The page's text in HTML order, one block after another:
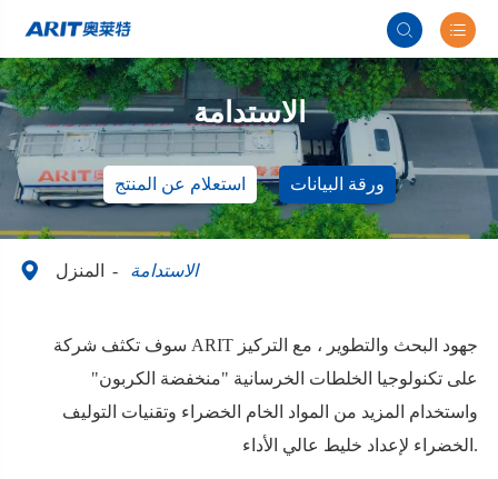
 
الاستدامة
استعلام عن المنتج ورقة البيانات
 المنزل الاستدامة
سوف تكثف شركة ARIT جهود البحث والتطوير ، مع التركيز
على تكنولوجيا الخلطات الخرسانية "منخفضة الكربون"
واستخدام المزيد من المواد الخام الخضراء وتقنيات التوليف
الخضراء لإعداد خليط عالي الأداء.